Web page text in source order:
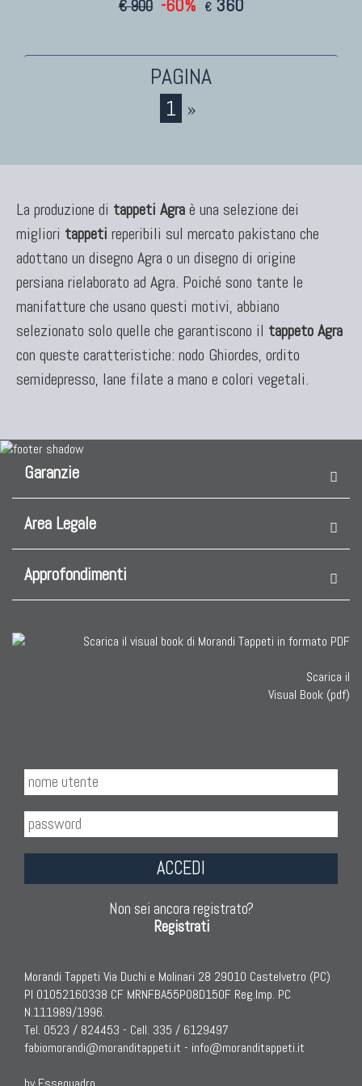
Kilim Vecchi E Antichi
Nuovissimi Kilim India
TAPPETI PER ARREDAMENTO
Tappeti Turchi Vecchi E Nuovi
Tappeti Turcomanni Vecchi E Nuovi
Tappeti Ghazni
Tappeti Beluci
Tappeti Dal Mondo
€ 900 -60% € 360
1 »
La produzione di tappeti Agraè una selezione dei
migliori tappeti reperibili sul mercato pakistano che
adottano un disegno Agra o un disegno di origine
persiana rielaborato ad Agra. Poiché sono tante le
manifatture che usano questi motivi, abbiano
selezionato solo quelle che garantiscono il tappeto Agra
con queste caratteristiche: nodo Ghiordes, ordito
semidepresso, lane filate a mano e colori vegetali.
Garanzie
Area Legale
Approfondimenti
Scarica il
Visual Book (pdf)
ACCEDI
Non sei ancora registrato?
Registrati
Morandi Tappeti Via Duchi e Molinari 28 29010 Castelvetro (PC)
PI 01052160338 CF MRNFBA55P08D150F Reg.Imp. PC
N.111989/1996.
Tel. 0523 / 824453 - Cell. 335 / 6129497
fabiomorandi@moranditappeti.it - info@moranditappeti.it